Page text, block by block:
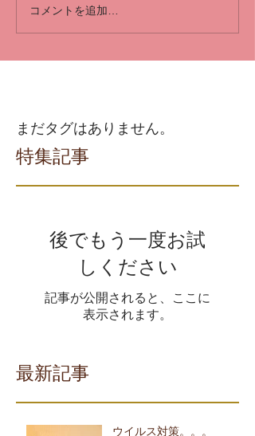
コメントを追加…
まだタグはありません。
特集記事
後でもう一度お試
しください
記事が公開されると、ここに
表示されます。
最新記事
ウイルス対策。。。